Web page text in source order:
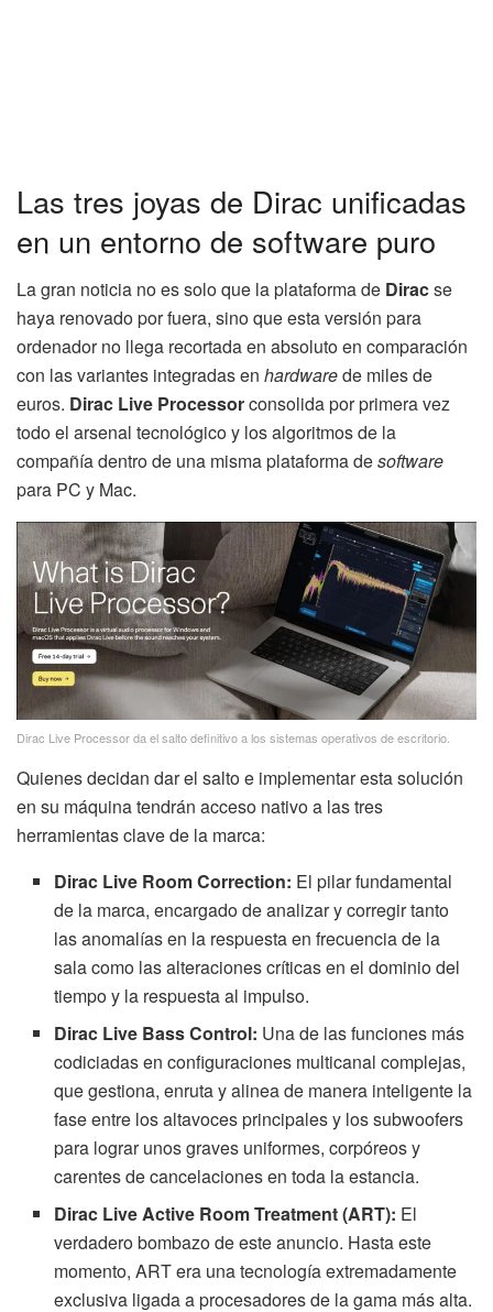
Las tres joyas de Dirac unificadas
en un entorno de software puro
La gran noticia no es solo que la plataforma de Diracse
haya renovado por fuera, sino que esta versión para
ordenador no llega recortada en absoluto en comparación
con las variantes integradas en hardwarede miles de
euros. Dirac Live Processorconsolida por primera vez
todo el arsenal tecnológico y los algoritmos de la
compañía dentro de una misma plataforma desoftware
para PC y Mac.
Dirac Live Processor da el salto definitivo a los sistemas operativos de escritorio.
Quienes decidan dar el salto e implementar esta solución
en su máquina tendrán acceso nativo a las tres
herramientas clave de la marca:
Dirac Live Room Correction: El pilar fundamental
de la marca, encargado de analizar y corregir tanto
las anomalías en la respuesta en frecuencia de la
sala como las alteraciones críticas en el dominio del
tiempo y la respuesta al impulso.
Dirac Live Bass Control: Una de las funciones más
codiciadas en configuraciones multicanal complejas,
que gestiona, enruta y alinea de manera inteligente la
fase entre los altavoces principales y los subwoofers
para lograr unos graves uniformes, corpóreos y
carentes de cancelaciones en toda la estancia.
Dirac Live Active Room Treatment (ART): El
verdadero bombazo de este anuncio. Hasta este
momento, ART era una tecnología extremadamente
exclusiva ligada a procesadores de la gama más alta.